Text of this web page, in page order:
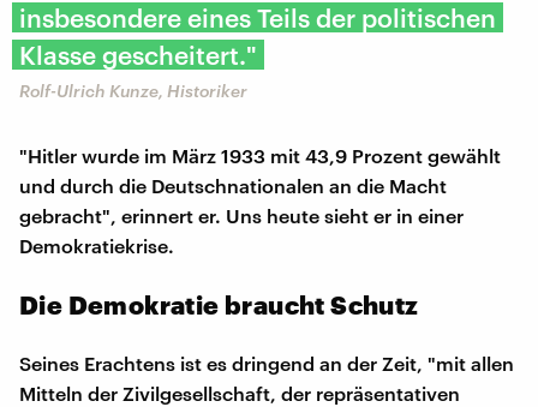
insbesondere eines Teils der politischen
Klasse gescheitert."
Rolf-Ulrich Kunze, Historiker
"Hitler wurde im März 1933 mit 43,9 Prozent gewählt
und durch die Deutschnationalen an die Macht
gebracht", erinnert er. Uns heute sieht er in einer
Demokratiekrise.
Die Demokratie braucht Schutz
Seines Erachtens ist es dringend an der Zeit, "mit allen
Mitteln der Zivilgesellschaft, der repräsentativen